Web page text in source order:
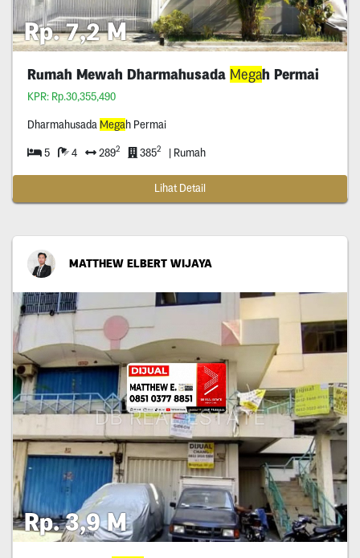
Rp. 7,2 M
Rumah Mewah Dharmahusada Megah Permai
KPR: Rp.30,355,490
Dharmahusada Megah Permai
5 4 2892 3852 | Rumah
Lihat Detail
MATTHEW ELBERT WIJAYA
Rp. 3,9 M